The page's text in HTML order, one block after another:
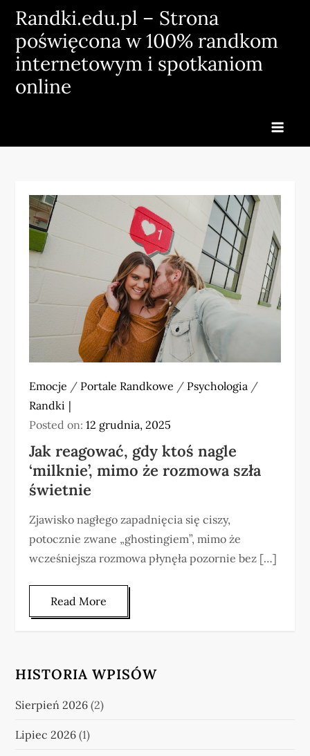
Skip
content
Randki.edu.pl – Strona
poświęcona w 100% randkom
internetowym i spotkaniom
online
Emocje / Portale Randkowe / Psychologia /
Randki
Posted on:12 grudnia, 2025
Jak reagować, gdy ktoś nagle
‘milknie’, mimo że rozmowa szła
świetnie
Zjawisko nagłego zapadnięcia się ciszy,
potocznie zwane „ghostingiem”, mimo że
wcześniejsza rozmowa płynęła pozornie bez […]
Read More
HISTORIA WPISÓW
Sierpień 2026 (2)
Lipiec 2026 (1)